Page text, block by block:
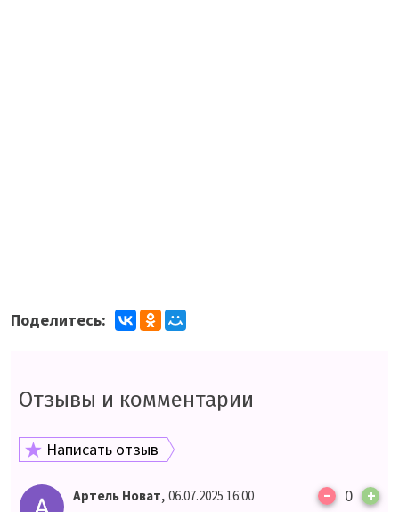
Поделитесь:
Отзывы и комментарии
Написать отзыв
Артель Новат, 06.07.2025 16:00 – 0 +